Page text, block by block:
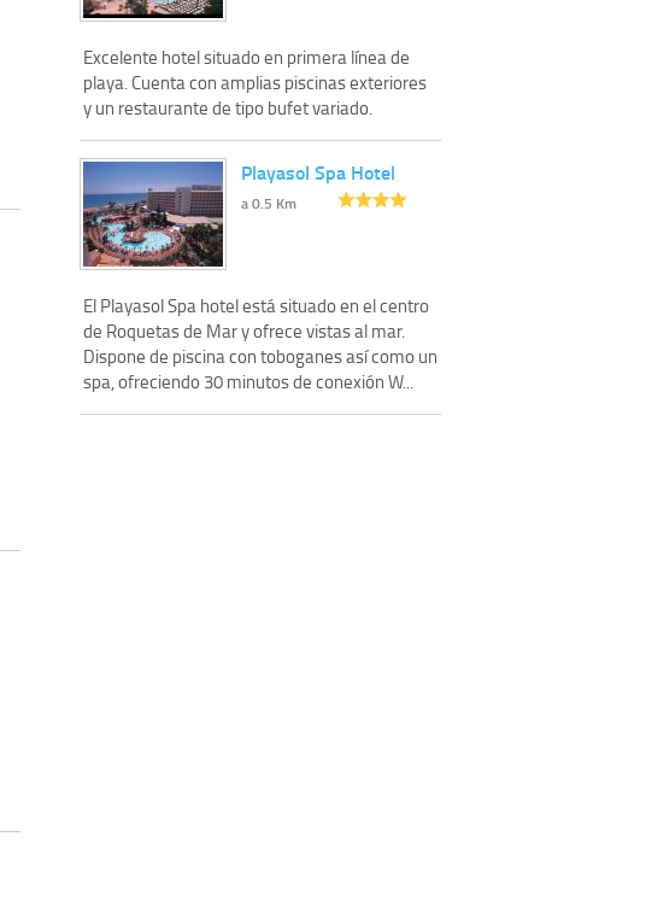
Excelente hotel situado en primera línea de
playa. Cuenta con amplias piscinas exteriores
y un restaurante de tipo bufet variado.
Playasol Spa Hotel
a 0.5 Km
El Playasol Spa hotel está situado en el centro
de Roquetas de Mar y ofrece vistas al mar.
Dispone de piscina con toboganes así como un
spa, ofreciendo 30 minutos de conexión W...